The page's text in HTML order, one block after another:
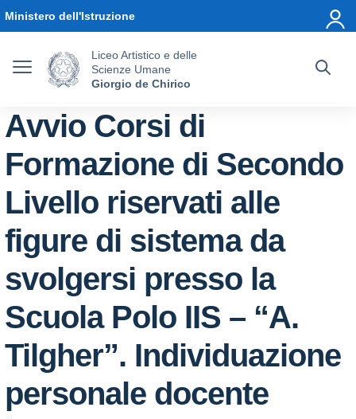
Ministero dell'Istruzione
Liceo Artistico e delle
Scienze Umane
Giorgio de Chirico
Avvio Corsi di
Formazione di Secondo
Livello riservati alle
figure di sistema da
svolgersi presso la
Scuola Polo IIS – “A.
Tilgher”. Individuazione
personale docente